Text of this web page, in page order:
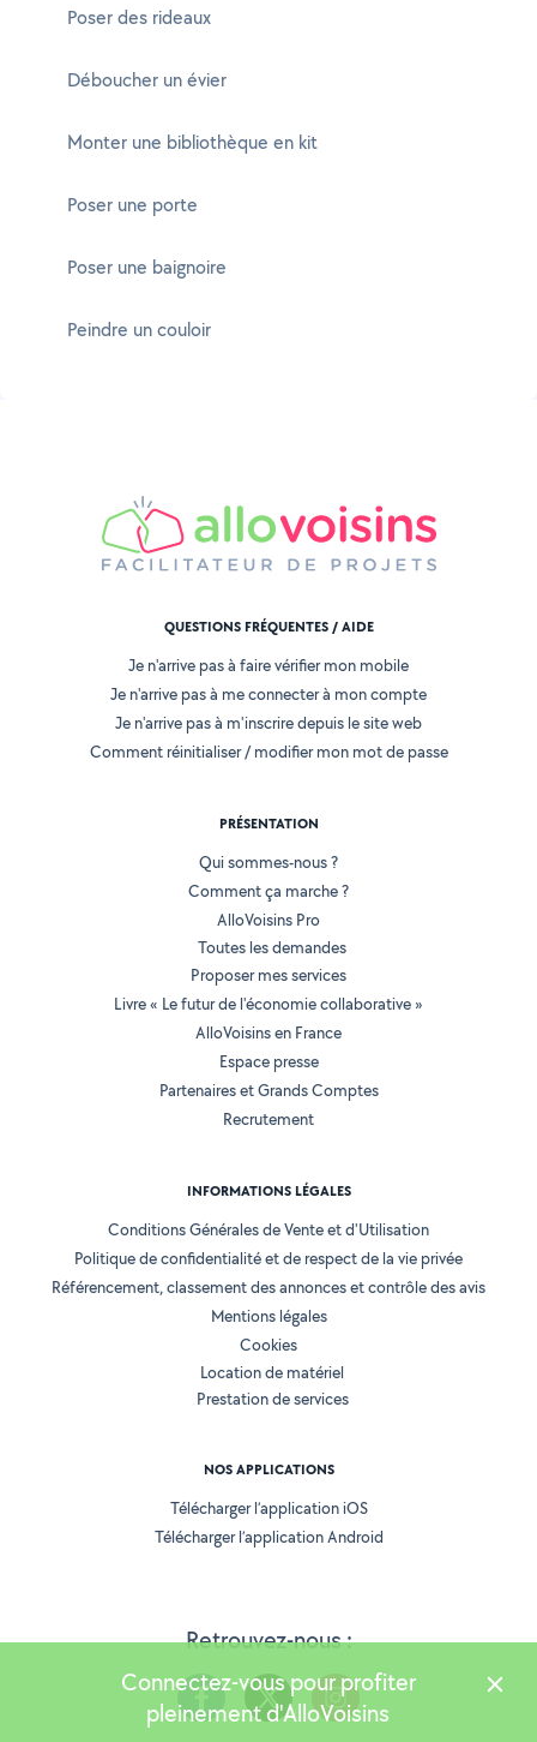
Poser des rideaux
Déboucher un évier
Monter une bibliothèque en kit
Poser une porte
Poser une baignoire
Peindre un couloir
Retrouvez-nous :
QUESTIONS FRÉQUENTES / AIDE
Je n'arrive pas à faire vérifier mon mobile
Je n'arrive pas à me connecter à mon compte
Je n'arrive pas à m'inscrire depuis le site web
Comment réinitialiser / modifier mon mot de passe
PRÉSENTATION
Qui sommes-nous ?
Comment ça marche ?
AlloVoisins Pro
Toutes les demandes
Proposer mes services
Livre « Le futur de l'économie collaborative »
AlloVoisins en France
Espace presse
Partenaires et Grands Comptes
Recrutement
INFORMATIONS LÉGALES
Conditions Générales de Vente et d'Utilisation
Politique de confidentialité et de respect de la vie privée
Référencement, classement des annonces et contrôle des avis
Mentions légales
Cookies
Location de matériel
Prestation de services
NOS APPLICATIONS
Télécharger l’application iOS
Télécharger l’application Android
Connectez-vous pour profiter
pleinement d'AlloVoisins